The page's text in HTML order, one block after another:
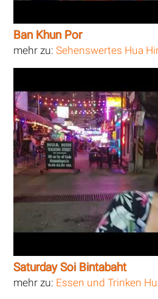
Ban Khun Por
mehr zu:Sehenswertes Hua
Saturday Soi Bintabaht
mehr zu: Essen und Trinken